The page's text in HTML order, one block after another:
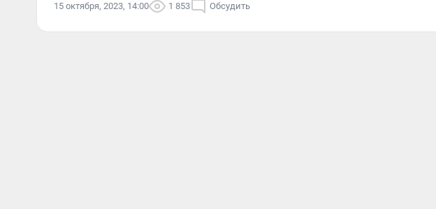
15 октября, 2023, 14:00 1 853 Обсудить